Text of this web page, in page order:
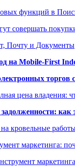
функций в
совершать
Почту и Документы
на Mobile-First
торгов
цена владения:
как
кровельные
маркетинга: